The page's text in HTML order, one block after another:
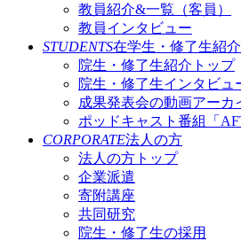
教員紹介&一覧（客員）
教員インタビュー
STUDENTS在学生・修了生紹介
院生・修了生紹介トップ
院生・修了生インタビュ
成果発表会の動画アーカ
ポッドキャスト番組「
CORPORATE法人の方
法人の方トップ
企業派遣
寄附講座
共同研究
院生・修了生の採用